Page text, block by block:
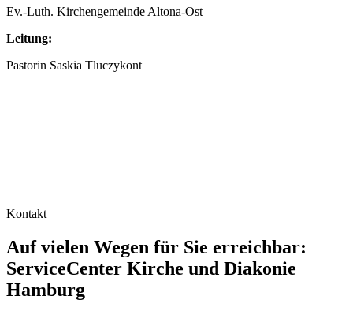
Ev.-Luth. Kirchengemeinde Altona-Ost
Leitung:
Pastorin Saskia Tluczykont
Kontakt
Auf vielen Wegen für Sie erreichbar:
ServiceCenter Kirche und Diakonie
Hamburg